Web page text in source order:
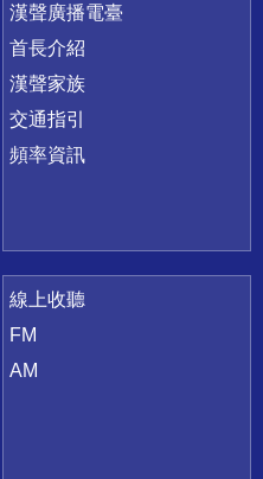
漢聲廣播電臺
首長介紹
漢聲家族
交通指引
頻率資訊
線上收聽
FM
AM